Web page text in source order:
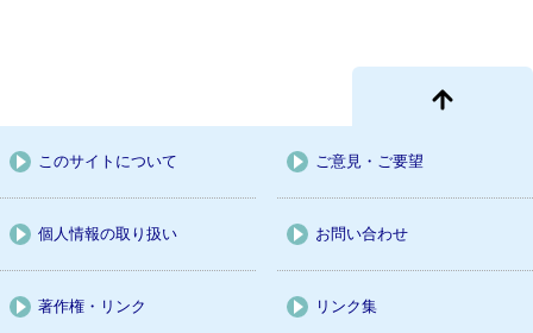
このサイトについて ご意見・ご要望
個人情報の取り扱い お問い合わせ
著作権・リンク リンク集